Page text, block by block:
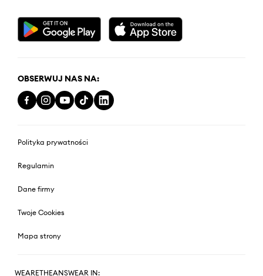
OBSERWUJ NAS NA:
Polityka prywatności
Regulamin
Dane firmy
Twoje Cookies
Mapa strony
WEARETHEANSWEAR IN: